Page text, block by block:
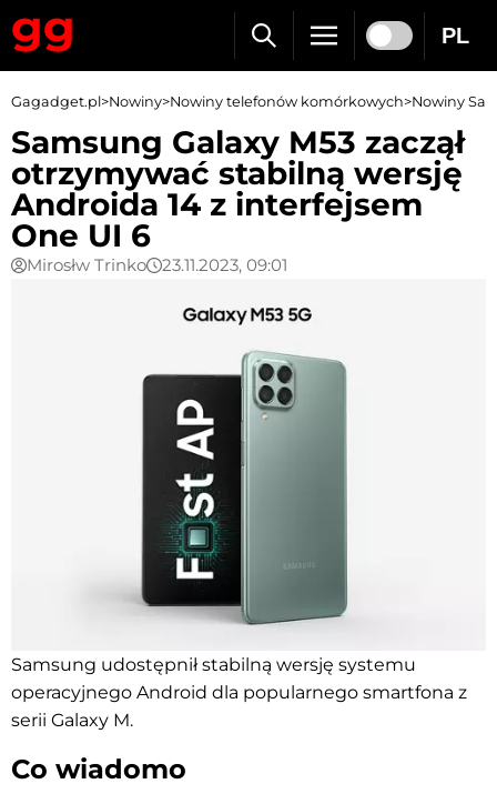
PL
Gagadget.pl>Nowiny>Nowiny telefonów komórkowych>Nowiny
Samsung Galaxy M53 zaczął
otrzymywać stabilną wersję
Androida 14 z interfejsem
One UI 6
Mirosłw Trinko 23.11.2023, 09:01
Samsung udostępnił stabilną wersję systemu
operacyjnego Android dla popularnego smartfona z
serii Galaxy M.
Co wiadomo